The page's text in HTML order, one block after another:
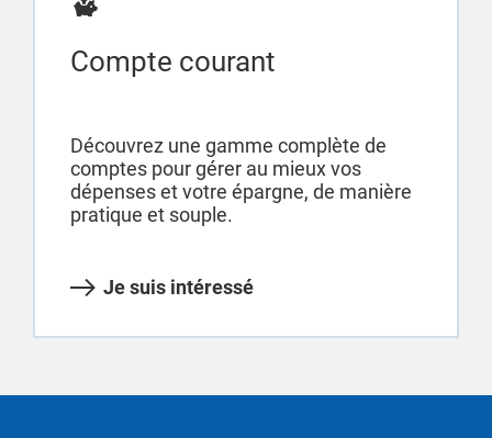
Compte courant
Découvrez une gamme complète de
comptes pour gérer au mieux vos
dépenses et votre épargne, de manière
pratique et souple.
Je suis intéressé